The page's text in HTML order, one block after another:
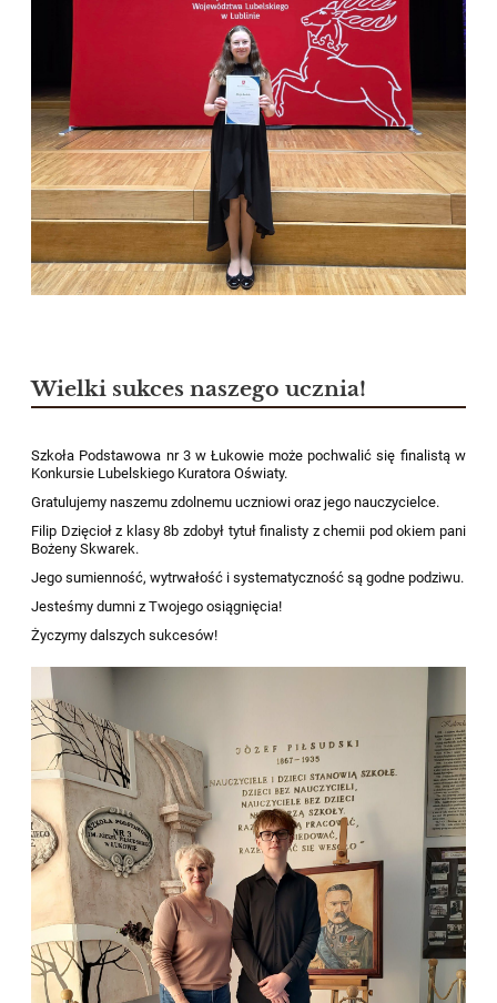
Wielki sukces naszego ucznia!
Szkoła Podstawowa nr 3 w Łukowie może pochwalić się finalistą w
Konkursie Lubelskiego Kuratora Oświaty.
Gratulujemy naszemu zdolnemu uczniowi oraz jego nauczycielce.
Filip Dzięcioł z klasy 8b zdobył tytuł finalisty z chemii pod okiem pani
Bożeny Skwarek.
Jego sumienność, wytrwałość i systematyczność są godne podziwu.
Jesteśmy dumni z Twojego osiągnięcia!
Życzymy dalszych sukcesów!